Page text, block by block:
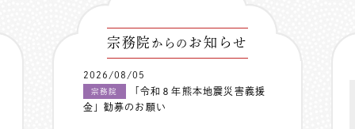
宗務院 からの お知らせ
2026/08/05
宗務院
「令和８年熊本地震災害義援
金」勧募のお願い